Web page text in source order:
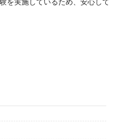
を実施しているため、安心して